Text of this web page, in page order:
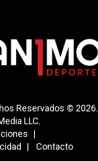
Reservados © 2026.
LLC.
Contacto